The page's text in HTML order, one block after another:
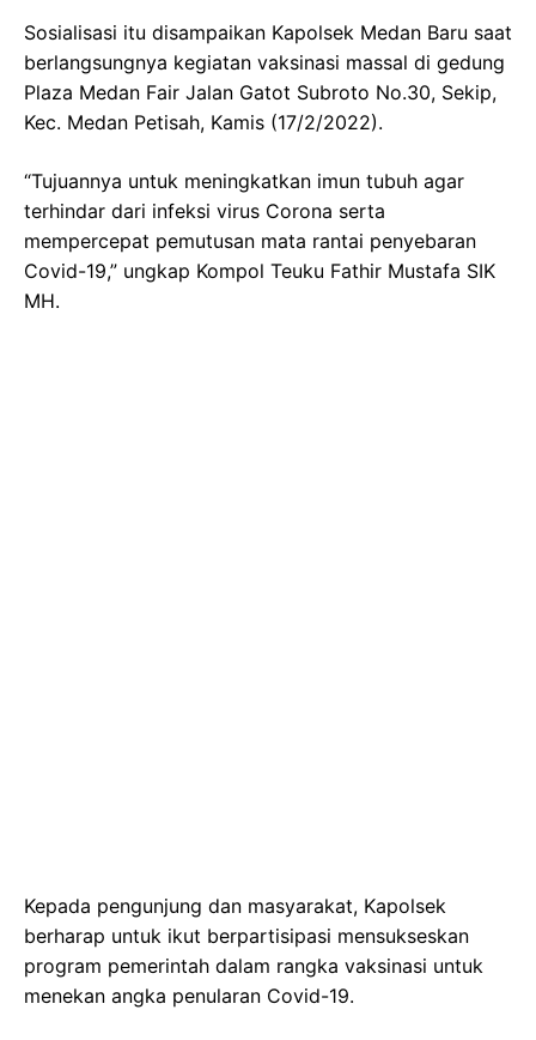
Sosialisasi itu disampaikan Kapolsek Medan Baru saat
berlangsungnya kegiatan vaksinasi massal di gedung
Plaza Medan Fair Jalan Gatot Subroto No.30, Sekip,
Kec. Medan Petisah, Kamis (17/2/2022).
“Tujuannya untuk meningkatkan imun tubuh agar
terhindar dari infeksi virus Corona serta
mempercepat pemutusan mata rantai penyebaran
Covid-19,” ungkap Kompol Teuku Fathir Mustafa SIK
MH.
Kepada pengunjung dan masyarakat, Kapolsek
berharap untuk ikut berpartisipasi mensukseskan
program pemerintah dalam rangka vaksinasi untuk
menekan angka penularan Covid-19.